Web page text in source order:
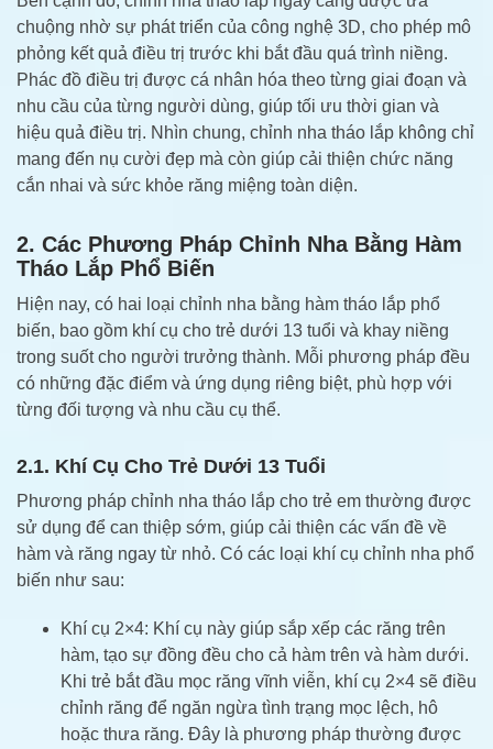
chuộng nhờ sự phát triển của công nghệ 3D, cho phép mô
phỏng kết quả điều trị trước khi bắt đầu quá trình niềng.
Phác đồ điều trị được cá nhân hóa theo từng giai đoạn và
nhu cầu của từng người dùng, giúp tối ưu thời gian và
hiệu quả điều trị. Nhìn chung, chỉnh nha tháo lắp không chỉ
mang đến nụ cười đẹp mà còn giúp cải thiện chức năng
cắn nhai và sức khỏe răng miệng toàn diện.
2. Các Phương Pháp Chỉnh Nha Bằng Hàm
Tháo Lắp Phổ Biến
Hiện nay, có hai loại chỉnh nha bằng hàm tháo lắp phổ
biến, bao gồm khí cụ cho trẻ dưới 13 tuổi và khay niềng
trong suốt cho người trưởng thành. Mỗi phương pháp đều
có những đặc điểm và ứng dụng riêng biệt, phù hợp với
từng đối tượng và nhu cầu cụ thể.
2.1. Khí Cụ Cho Trẻ Dưới 13 Tuổi
Phương pháp chỉnh nha tháo lắp cho trẻ em thường được
sử dụng để can thiệp sớm, giúp cải thiện các vấn đề về
hàm và răng ngay từ nhỏ. Có các loại khí cụ chỉnh nha phổ
biến như sau:
Khí cụ 2×4: Khí cụ này giúp sắp xếp các răng trên
hàm, tạo sự đồng đều cho cả hàm trên và hàm dưới.
Khi trẻ bắt đầu mọc răng vĩnh viễn, khí cụ 2×4 sẽ điều
chỉnh răng để ngăn ngừa tình trạng mọc lệch, hô
hoặc thưa răng. Đây là phương pháp thường được